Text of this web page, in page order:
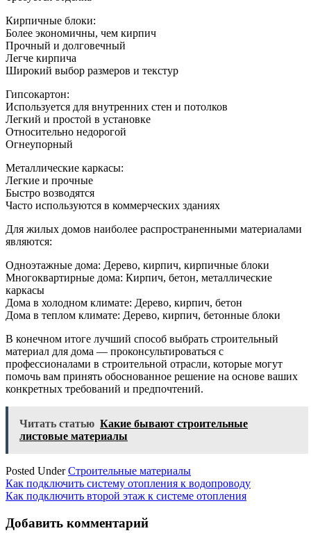
Кирпичные блоки:
Более экономичны, чем кирпич
Прочный и долговечный
Легче кирпича
Широкий выбор размеров и текстур
Гипсокартон:
Используется для внутренних стен и потолков
Легкий и простой в установке
Относительно недорогой
Огнеупорный
Металлические каркасы:
Легкие и прочные
Быстро возводятся
Часто используются в коммерческих зданиях
Для жилых домов наиболее распространенными материалами
являются:
Одноэтажные дома: Дерево, кирпич, кирпичные блоки
Многоквартирные дома: Кирпич, бетон, металлические
каркасы
Дома в холодном климате: Дерево, кирпич, бетон
Дома в теплом климате: Дерево, кирпич, бетонные блоки
В конечном итоге лучший способ выбрать строительный
материал для дома — проконсультироваться с
профессионалами в строительной отрасли, которые могут
помочь вам принять обоснованное решение на основе ваших
конкретных требований и предпочтений.
Читать статью Какие бывают строительные
листовые материалы
Posted UnderСтроительные материалы
Навигация
по
записям
Как подключить систему отопления к водопроводу
Как подключить второй этаж к системе отопления
Добавить комментарий